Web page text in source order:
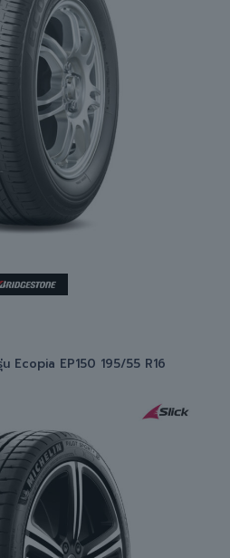
Ecopia EP150 195/55 R16